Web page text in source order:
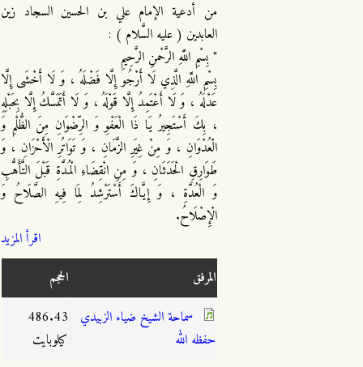
من أدعية الإمام علي بن الحسين السجاد زين
العابدين ( عليه السَّلام ) :
" بِسْمِ اللَّهِ الرَّحْمنِ الرَّحِيمِ
بِسْمِ اللَّهِ الَّذِي لَا أَرْجُو إِلَّا فَضْلَهُ ، وَ لَا أَخْشَى إِلَّا
عَدْلَهُ ، وَ لَا أَعْتَمِدُ إِلَّا قَوْلَهُ ، وَ لَا أَتَمَسَّكُ إِلَّا بِحَبْلِهِ
، بِكَ أَسْتَجِيرُ يَا ذَا الْعَفْوِ وَ الرِّضْوَانِ مِنَ الظُّلْمِ وَ
الْعُدْوَانِ ، وَ مِنْ غِيَرِ الزَّمَانِ ، وَ تَوَاتُرِ الْأَحْزَانِ ، وَ
طَوَارِقِ الْحَدَثَانِ ، وَ مِنِ انْقِضَاءِ الْمُدَّةِ قَبْلَ التَّأَهُّبِ
وَ الْعُدَّةِ ، وَ إِيَّاكَ أَسْتَرْشِدُ لِمَا فِيهِ الصَّلَاحُ وَ
الْإِصْلَاحُ.
اقرأ المزيد
المرفق
الحجم
سماحة الشيخ ضياء الزبيدي
حفظه الله
486.43
كيلوبايت